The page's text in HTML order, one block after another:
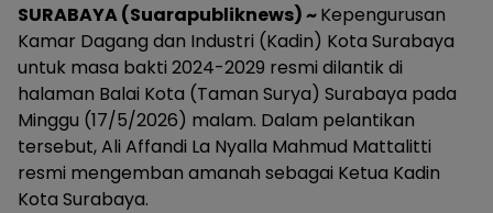
SURABAYA (Suarapubliknews) ~Kepengurusan
Kamar Dagang dan Industri (Kadin) Kota Surabaya
untuk masa bakti 2024-2029 resmi dilantik di
halaman Balai Kota (Taman Surya) Surabaya pada
Minggu (17/5/2026) malam. Dalam pelantikan
tersebut, Ali Affandi La Nyalla Mahmud Mattalitti
resmi mengemban amanah sebagai Ketua Kadin
Kota Surabaya.